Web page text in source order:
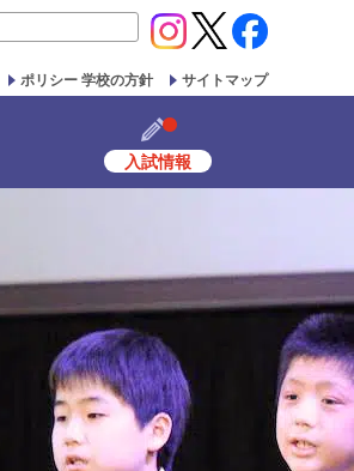
ポリシー 学校の方針 サイトマップ
入試情報